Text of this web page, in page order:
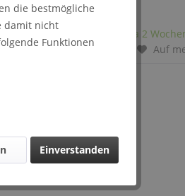
Lieferzeit: ca 2
Vergleichen
Auf
die bestmögliche
damit nicht
Funktionen
Einverstanden